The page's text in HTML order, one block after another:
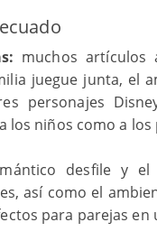
muchos artículos
juegue junta, el
personajes
los niños como a los
desfile y el
así como el
para parejas en